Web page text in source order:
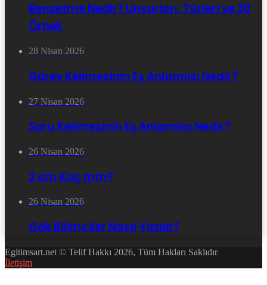
Benzetme Nedir? Unsurları, Türleri ve 30
Örnek
28 Nisan 2026
Görev Kelimesinin Eş Anlamlısı Nedir?
27 Nisan 2026
Soru Kelimesinin Eş Anlamlısı Nedir?
26 Nisan 2026
2 cm Kaç mm?
26 Nisan 2026
Gök Bilimciler Nasıl Yazılır?
Egitimsart.net © Telif Hakkı 2026, Tüm Hakları Saklıdır
İletişim